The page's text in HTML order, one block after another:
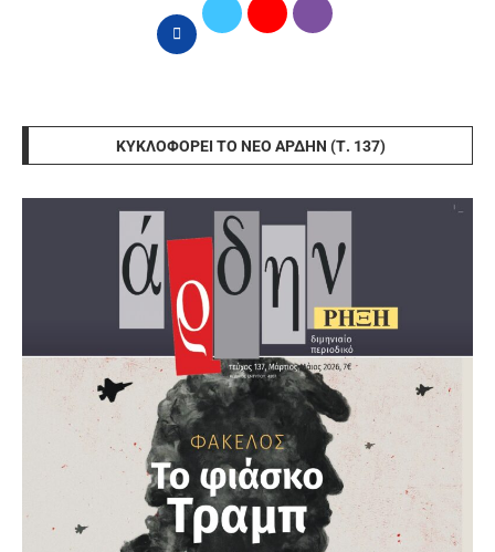
ΚΥΚΛΟΦΟΡΕΊ ΤΟ ΝΈΟ ΆΡΔΗΝ (Τ. 137)